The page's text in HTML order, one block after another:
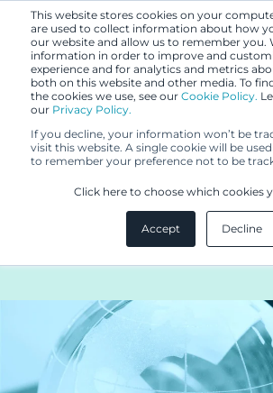
This website stores cookies on your
are used to collect information about how
our website and allow us to remember you.
information in order to improve and
experience and for analytics and metrics
both on this website and other media. To
the cookies we use, see our Cookie Policy.
our Privacy Policy.
If you decline, your information won’t be
visit this website. A single cookie will be
to remember your preference not to be
Click here to choose which cookies
Accept Decline
10.4.2017
Teija Kotro
Berggrenin
riidanratkaisuryhmää